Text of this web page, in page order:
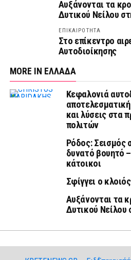
Αυξάνονται τα
Δυτικού Νείλου
ΕΠΙΚΑΙΡΟΤΗΤΑ
Στο επίκεντρο
Αυτοδιοίκησης
MORE IN ΕΛΛΑΔΑ
Κεφαλονιά
και λύσεις στα
πολιτών
Ρόδος: Σεισμός
δυνατό βουητό
κάτοικοι
Σφίγγει ο
Αυξάνονται τα
Δυτικού Νείλου